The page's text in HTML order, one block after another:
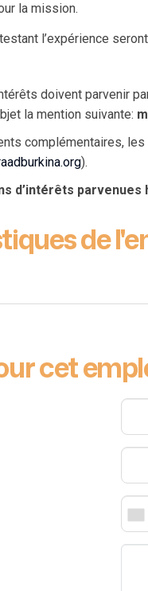
la mission.
l’expérience
doivent parvenir
la mention suivante:
complémentaires,
).
d’intérêts
de
cet